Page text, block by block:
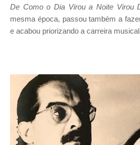
De Como o Dia Virou a Noite Virou
mesma época, passou também a
e acabou priorizando a carreira